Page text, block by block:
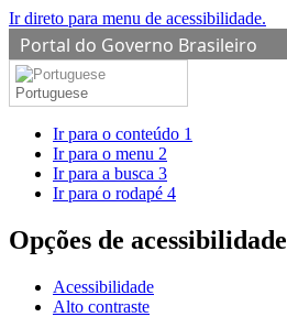
Ir direto para menu de acessibilidade.
Portal do Governo Brasileiro
Portuguese
Ir para o conteúdo 1
Ir para o menu 2
Ir para a busca 3
Ir para o rodapé 4
Opções de acessibilidade
Acessibilidade
Alto contraste